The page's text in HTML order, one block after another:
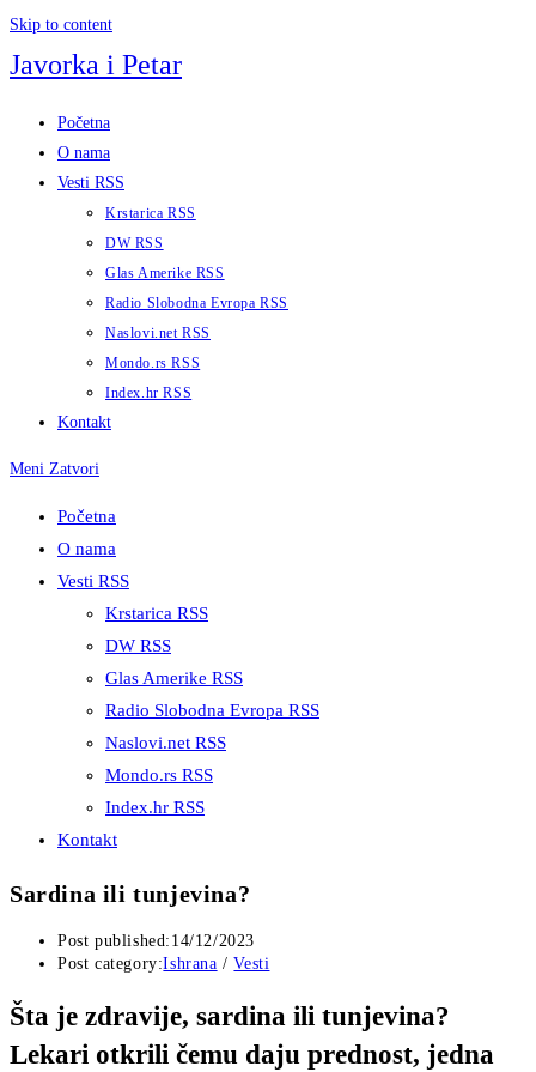
Skip to content
Javorka i Petar
Početna
O nama
Vesti RSS
Krstarica RSS
DW RSS
Glas Amerike RSS
Radio Slobodna Evropa RSS
Naslovi.net RSS
Mondo.rs RSS
Index.hr RSS
Kontakt
Meni Zatvori
Početna
O nama
Vesti RSS
Krstarica RSS
DW RSS
Glas Amerike RSS
Radio Slobodna Evropa RSS
Naslovi.net RSS
Mondo.rs RSS
Index.hr RSS
Kontakt
Sardina ili tunjevina?
Post published: 14/12/2023
Post category:Ishrana / Vesti
Šta je zdravije, sardina ili tunjevina?
Lekari otkrili čemu daju prednost, jedna